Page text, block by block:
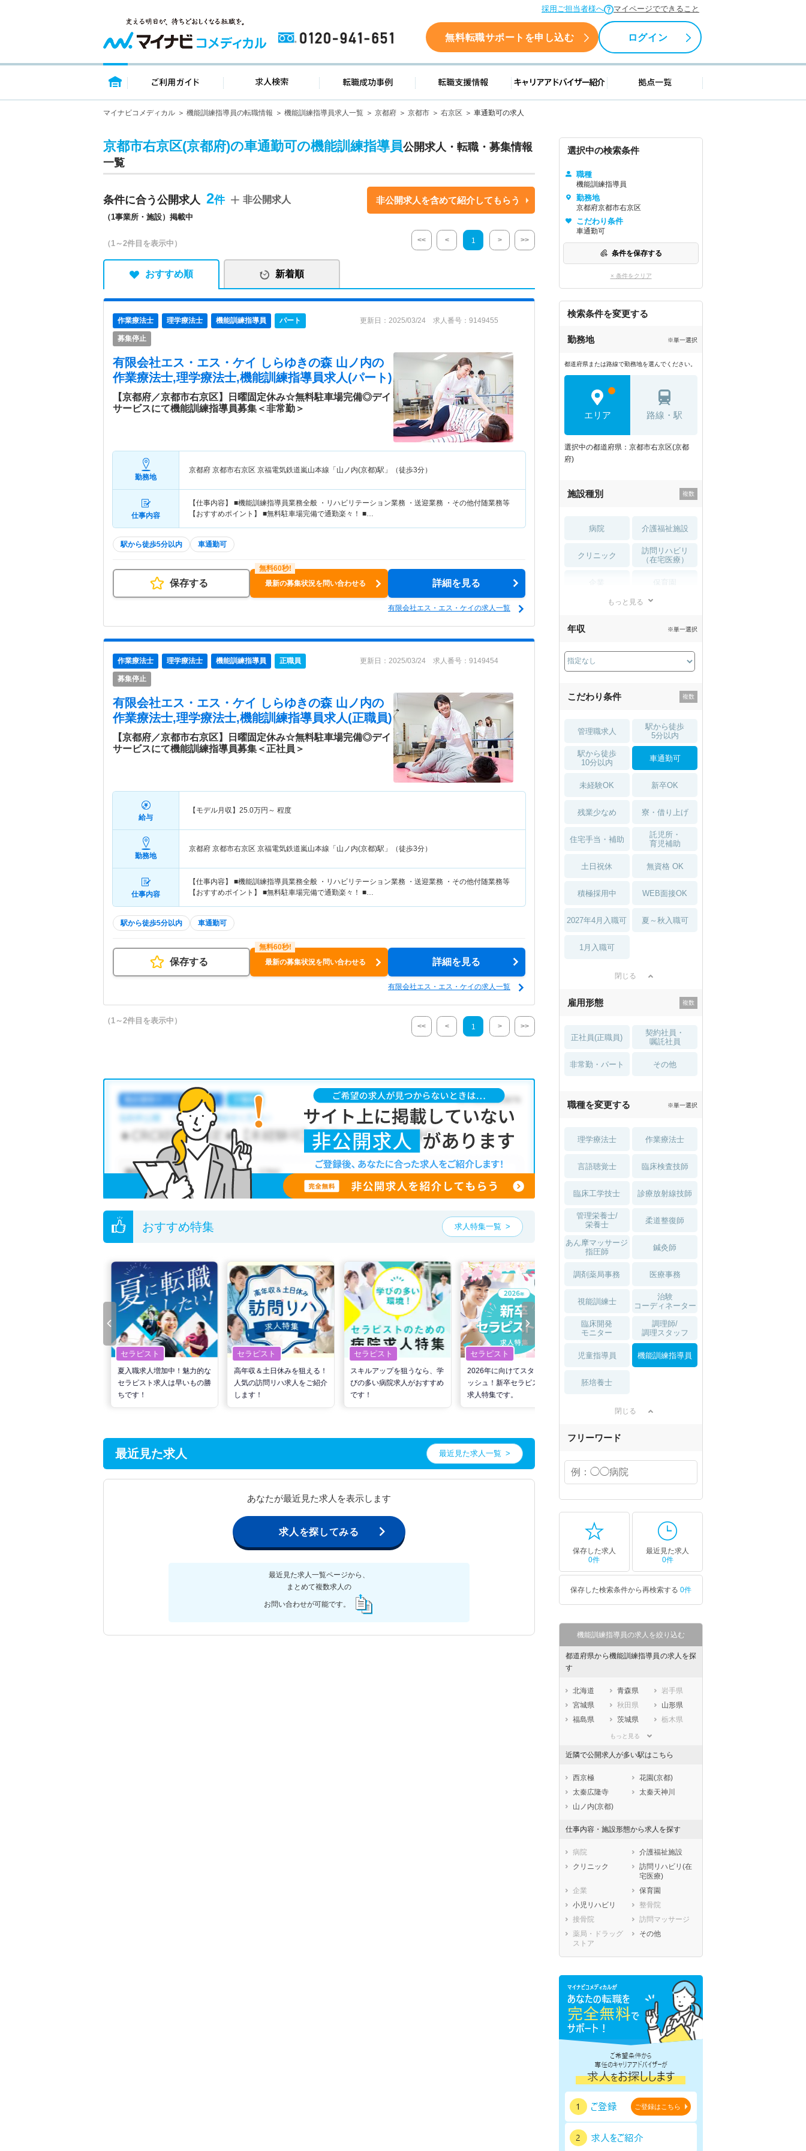
採用ご担当者様へ マイページでできること
0120-941-651 無料転職サポートを申し込む ログイン
トップページ ご利用ガイド 求人検索 転職成功事例 転職支援情報 キャリアアドバイザー紹介 拠点一覧
マイナビコメディカル 機能訓練指導員の転職情報 機能訓練指導員求人一覧 京都府 京都市 右京区 車通勤可の求人
京都市右京区(京都府)の車通勤可の機能訓練指導員公開求人・転職・募集情報
一覧
条件に合う公開求人 2
（1事業所・施設）掲載中
非公開求人 非公開求人を含めて紹介してもらう
（1～2件目を表示中） << < 1 > >>
おすすめ順 新着順
作業療法士 理学療法士 機能訓練指導員 パート
募集停止
更新日：2025/03/24 求人番号：9149455
有限会社エス・エス・ケイ しらゆきの森 山ノ内の
作業療法士,理学療法士,機能訓練指導員求人(パート)
【京都府／京都市右京区】日曜固定休み☆無料駐車場完備◎デイ
サービスにて機能訓練指導員募集＜非常勤＞
勤務地
京都府 京都市右京区 京福電気鉄道嵐山本線「山ノ内(京都)駅」（徒歩3分）
仕事内容
【仕事内容】 ■機能訓練指導員業務全般 ・リハビリテーション業務 ・送迎業務 ・その他付随業務等
【おすすめポイント】 ■無料駐車場完備で通勤楽々！ ■…
駅から徒歩5分以内 車通勤可
保存する 最新の募集状況を問い合わせる 詳細を見る
有限会社エス・エス・ケイの求人一覧
作業療法士 理学療法士 機能訓練指導員 正職員
募集停止
更新日：2025/03/24 求人番号：9149454
有限会社エス・エス・ケイ しらゆきの森 山ノ内の
作業療法士,理学療法士,機能訓練指導員求人(正職員)
【京都府／京都市右京区】日曜固定休み☆無料駐車場完備◎デイ
サービスにて機能訓練指導員募集＜正社員＞
給与
【モデル月収】 25.0万円～ 程度
勤務地
京都府 京都市右京区 京福電気鉄道嵐山本線「山ノ内(京都)駅」（徒歩3分）
仕事内容
【仕事内容】 ■機能訓練指導員業務全般 ・リハビリテーション業務 ・送迎業務 ・その他付随業務等
【おすすめポイント】 ■無料駐車場完備で通勤楽々！ ■…
駅から徒歩5分以内 車通勤可
保存する 最新の募集状況を問い合わせる 詳細を見る
有限会社エス・エス・ケイの求人一覧
（1～2件目を表示中）
<< < 1 > >>
おすすめ特集 求人特集一覧
セラピスト
夏入職求人増加中！魅力的な
セラピスト求人は早いもの勝
ちです！
セラピスト
高年収＆土日休みを狙える！
人気の訪問リハ求人をご紹介
します！
セラピスト
スキルアップを狙うなら、学
びの多い病院求人がおすすめ
です！
セラピスト
2026年に向けてスタートダ
ッシュ！新卒セラピスト向け
求人特集です。
セラピスト
に増加傾向の「介護施設」求
最近見た求人 最近見た求人一覧
あなたが最近見た求人を表示します
求人を探してみる
最近見た求人一覧ページから、
まとめて複数求人の
お問い合わせが可能です。
選択中の検索条件
職種
機能訓練指導員
勤務地
京都府京都市右京区
こだわり条件
車通勤可
条件を保存する
× 条件をクリア
検索条件を変更する
勤務地 ※単一選択
都道府県または路線で勤務地を選んでください。
エリア 路線・駅
選択中の都道府県：京都市右京区(京都
府)
施設種別
病院 介護福祉施設
クリニック
訪問リハビリ
（在宅医療）
薬局・
もっと見る
年収 ※単一選択
こだわり条件
管理職求人
駅から徒歩
5分以内
駅から徒歩
10分以内
車通勤可
未経験OK 新卒OK
残業少なめ 寮・借り上げ
住宅手当・補助
託児所・
育児補助
土日祝休 無資格 OK
積極採用中 WEB面接OK
2027年4月入職可 夏～秋入職可
1月入職可
閉じる
雇用形態
正社員(正職員)
契約社員・
嘱託社員
非常勤・パート その他
職種を変更する ※単一選択
理学療法士 作業療法士
言語聴覚士 臨床検査技師
臨床工学技士 診療放射線技師
管理栄養士/
栄養士
柔道整復師
あん摩マッサージ
指圧師
鍼灸師
調剤薬局事務 医療事務
視能訓練士
治験
コーディネーター
臨床開発
モニター
調理師/
調理スタッフ
児童指導員 機能訓練指導員
胚培養士
閉じる
フリーワード
保存した求人
0件
最近見た求人
0件
保存した検索条件から再検索する 0件
機能訓練指導員の求人を絞り込む
都道府県から機能訓練指導員の求人を探
す
北海道 青森県
岩手県
宮城県
秋田県
山形県
福島県
茨城県
栃木県
埼玉県
石川県
福井県
岐阜県
静岡県
愛知県
三重県
滋賀県
鳥取県
島根県
岡山県
広島県
山口県
徳島県
香川県
愛媛県
高知県
長崎県
熊本県
大分県
鹿児島県
沖縄県
もっと見る
近隣で公開求人が多い駅はこちら
西京極
花園(京都)
太秦広隆寺
太秦天神川
山ノ内(京都)
仕事内容・施設形態から求人を探す
病院
介護福祉施設
クリニック
訪問リハビリ(在
宅医療)
企業
保育園
小児リハビリ
整骨院
接骨院
訪問マッサージ
薬局・ドラッグ
ストア
その他
ご登録はこちら